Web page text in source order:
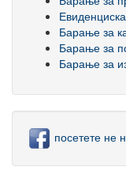
Барање за
Барање за
Барање за
посетете не